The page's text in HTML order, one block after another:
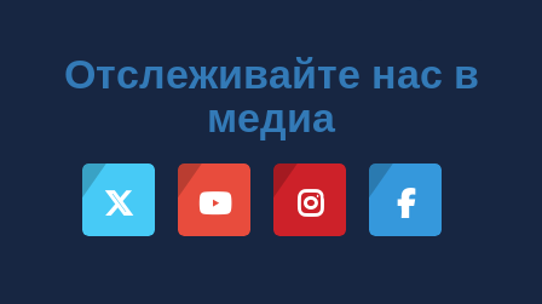
Отслеживайте нас в
медиа